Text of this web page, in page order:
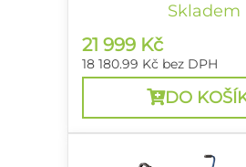
Skladem
21 999 Kč
18 180.99 Kč bez DPH
DO